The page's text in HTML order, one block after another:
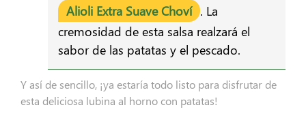
Alioli Extra Suave Choví . La
cremosidad de esta salsa realzará el
sabor de las patatas y el pescado.
Y así de sencillo, ¡ya estaría todo listo para disfrutar de
esta deliciosa lubina al horno con patatas!